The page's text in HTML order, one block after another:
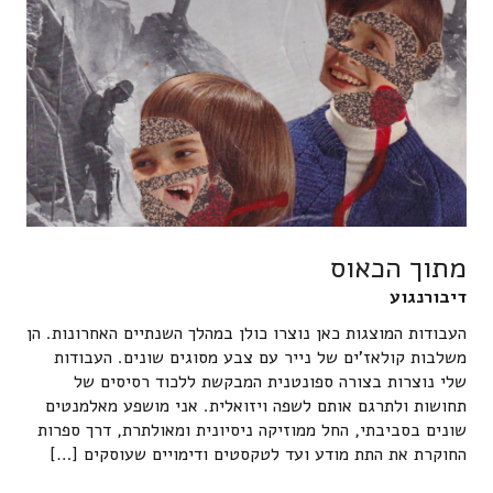
מתוך הכאוס
דיבורנגוע
העבודות המוצגות כאן נוצרו כולן במהלך השנתיים האחרונות. הן
משלבות קולאז'ים של נייר עם צבע מסוגים שונים. העבודות
שלי נוצרות בצורה ספונטנית המבקשת ללכוד רסיסים של
תחושות ולתרגם אותם לשפה ויזואלית. אני מושפע מאלמנטים
שונים בסביבתי, החל ממוזיקה ניסיונית ומאולתרת, דרך ספרות
החוקרת את התת מודע ועד לטקסטים ודימויים שעוסקים […]